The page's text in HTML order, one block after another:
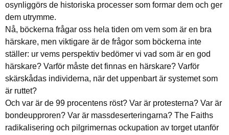
osynliggörs de historiska processer som formar dem och ger
dem utrymme.
Nå, böckerna frågar oss hela tiden om vem som är en bra
härskare, men viktigare är de frågor som böckerna inte
ställer: ur vems perspektiv bedömer vi vad som är en god
härskare? Varför måste det finnas en härskare? Varför
skärskådas individerna, när det uppenbart är systemet som
är ruttet?
Och var är de 99 procentens röst? Var är protesterna? Var är
bondeupproren? Var är massdeserteringarna? The Faiths
radikalisering och pilgrimernas ockupation av torget utanför